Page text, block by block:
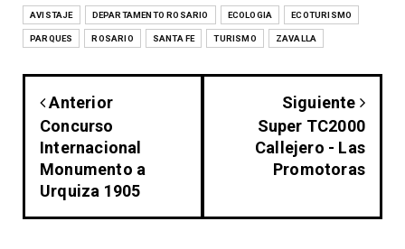
AVISTAJE DEPARTAMENTO ROSARIO ECOLOGIA ECOTURISMO
PARQUES ROSARIO SANTA FE TURISMO ZAVALLA
Anterior
Concurso
Internacional
Monumento a
Urquiza 1905
Siguiente
Super TC2000
Callejero - Las
Promotoras